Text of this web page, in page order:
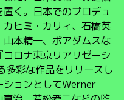
く。日本でのプロデュ
ヒミ・カリィ、石橋英
本精一、ボアダムスな
ロナ東京リアリゼーシ
多彩な作品をリリースし
ションとしてWerner